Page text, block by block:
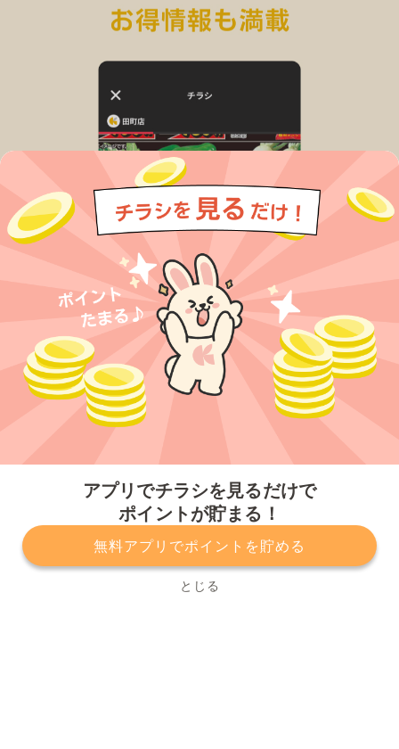
アプリでチラシを見るだけで
ポイントが貯まる！
無料アプリでポイントを貯める
とじる
プライバシーポリシー 利用規約
運営会社
サービスに関してのお問い合わせ